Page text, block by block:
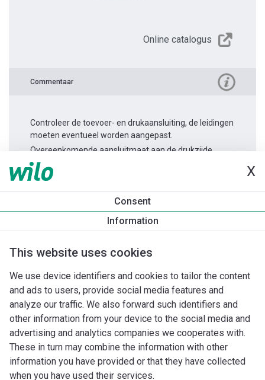
X
Consent
Information
This website uses cookies
We use device identifiers and cookies to tailor the content
and ads to users, provide social media features and
analyze our traffic. We also forward such identifiers and
other information from your device to the social media and
advertising and analytics companies we cooperates with.
These in turn may combine the information with other
information you have provided or that they have collected
when you have used their services.
Online catalogus
Commentaar
Controleer de toevoer- en drukaansluiting, de leidingen
moeten eventueel worden aangepast.
Overeenkomende aansluitmaat aan de drukzijde.
Productinformatie
DrainLift SANI-S.11/T540/1